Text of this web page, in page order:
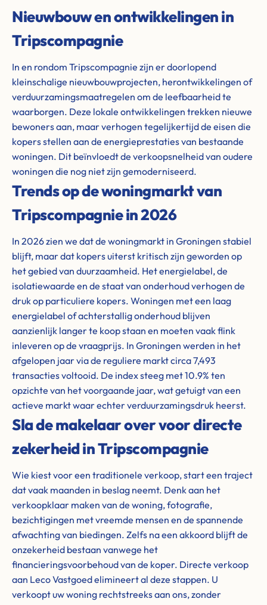
Nieuwbouw en ontwikkelingen in
Tripscompagnie
In en rondom Tripscompagnie zijn er doorlopend
kleinschalige nieuwbouwprojecten, herontwikkelingen of
verduurzamingsmaatregelen om de leefbaarheid te
waarborgen. Deze lokale ontwikkelingen trekken nieuwe
bewoners aan, maar verhogen tegelijkertijd de eisen die
kopers stellen aan de energieprestaties van bestaande
woningen. Dit beïnvloedt de verkoopsnelheid van oudere
woningen die nog niet zijn gemoderniseerd.
Trends op de woningmarkt van
Tripscompagnie in 2026
In 2026 zien we dat de woningmarkt in Groningen stabiel
blijft, maar dat kopers uiterst kritisch zijn geworden op
het gebied van duurzaamheid. Het energielabel, de
isolatiewaarde en de staat van onderhoud verhogen de
druk op particuliere kopers. Woningen met een laag
energielabel of achterstallig onderhoud blijven
aanzienlijk langer te koop staan en moeten vaak flink
inleveren op de vraagprijs. In Groningen werden in het
afgelopen jaar via de reguliere markt circa 7,493
transacties voltooid. De index steeg met 10.9% ten
opzichte van het voorgaande jaar, wat getuigt van een
actieve markt waar echter verduurzamingsdruk heerst.
Sla de makelaar over voor directe
zekerheid in Tripscompagnie
Wie kiest voor een traditionele verkoop, start een traject
dat vaak maanden in beslag neemt. Denk aan het
verkoopklaar maken van de woning, fotografie,
bezichtigingen met vreemde mensen en de spannende
afwachting van biedingen. Zelfs na een akkoord blijft de
onzekerheid bestaan vanwege het
financieringsvoorbehoud van de koper. Directe verkoop
aan Leco Vastgoed elimineert al deze stappen. U
verkoopt uw woning rechtstreeks aan ons, zonder